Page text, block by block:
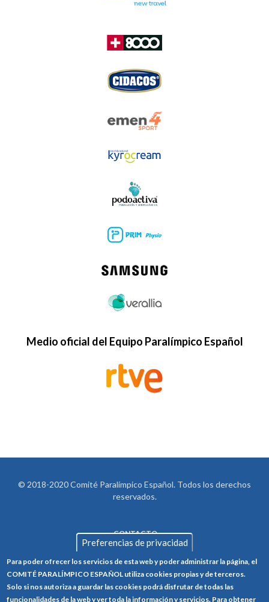
Medio oficial del Equipo Paralímpico Español
© 2018-2020 Comité Paralímpico Español. Todos los derechos
reservados.
FOOTER
CONTACTO
POLÍTICA DE PRIVACIDAD
POLÍTICA DE COOKIES
Preferencias de privacidad
Para poder ofrecer los servicios de esta web y poder administrar la página, el
COMITÉ PARALÍMPICO ESPAÑOL utiliza cookies propias y de terceros.
Solo si nos autoriza a guardar las cookies podrá disfrutar de todas las
funcionalidades de la web y ver toda la información y servicios. Para obtener